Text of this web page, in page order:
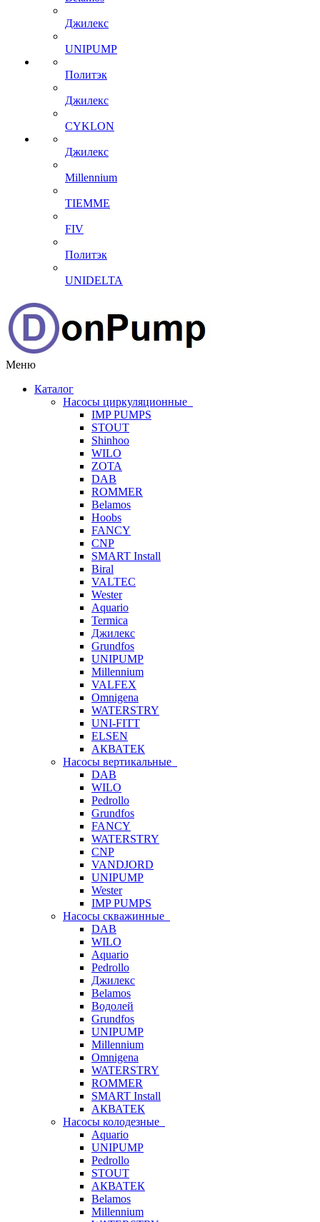
Джилекс
UNIPUMP
Политэк
Джилекс
CYKLON
Джилекс
Millennium
TIEMME
FIV
Политэк
UNIDELTA
Меню
Каталог
Насосы циркуляционные
IMP PUMPS
STOUT
Shinhoo
WILO
ZOTA
DAB
ROMMER
Belamos
Hoobs
FANCY
CNP
SMART Install
Biral
VALTEC
Wester
Aquario
Termica
Джилекс
Grundfos
UNIPUMP
Millennium
VALFEX
Omnigena
WATERSTRY
UNI-FITT
ELSEN
АКВАТЕК
Насосы вертикальные
DAB
WILO
Pedrollo
Grundfos
FANCY
WATERSTRY
CNP
VANDJORD
UNIPUMP
Wester
IMP PUMPS
Насосы скважинные
DAB
WILO
Aquario
Pedrollo
Джилекс
Belamos
Водолей
Grundfos
UNIPUMP
Millennium
Omnigena
WATERSTRY
ROMMER
SMART Install
АКВАТЕК
Насосы колодезные
Aquario
UNIPUMP
Pedrollo
STOUT
АКВАТЕК
Belamos
Millennium